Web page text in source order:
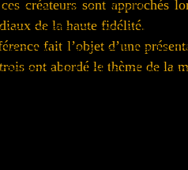
créateurs sont approchés
de la haute fidélité.
fait l’objet d’une
ont abordé le thème de la
Jazz ou Rock).
ces créateurs sont
mondiaux de la haute
fait l’objet d’une